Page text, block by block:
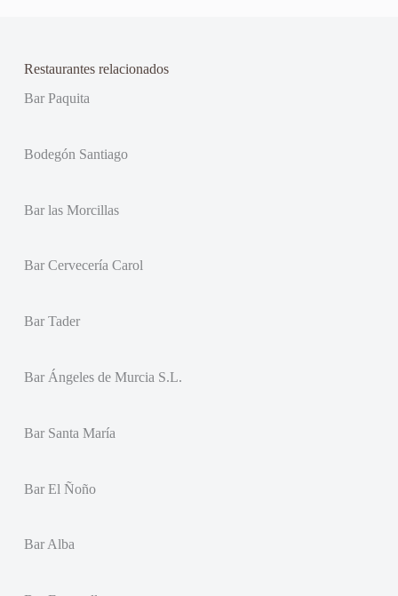
Restaurantes relacionados
Bar Paquita
Bodegón Santiago
Bar las Morcillas
Bar Cervecería Carol
Bar Tader
Bar Ángeles de Murcia S.L.
Bar Santa María
Bar El Ñoño
Bar Alba